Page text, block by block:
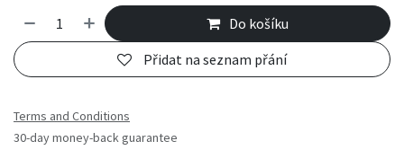
Do košíku
Přidat na seznam přání
Terms and Conditions
30-day money-back guarantee